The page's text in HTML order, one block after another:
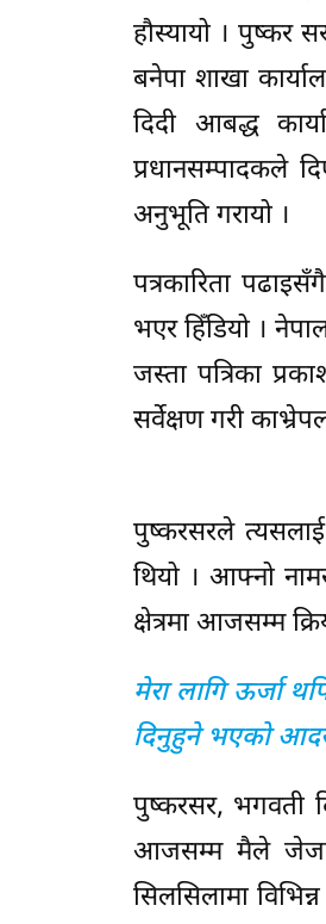
हौस्यायो । पुष्कर
बनेपा शाखा
दिदी आबद्ध
प्रधानसम्पादकले
अनुभूति गरायो ।
पत्रकारिता
भएर हिँडियो ।
जस्ता पत्रिका
सर्वेक्षण गरी
पुष्करसरले त्यसलाई
थियो । आफ्नो
क्षेत्रमा आजसम्म
मेरा लागि ऊर्जा
दिनुहुने भएको
पुष्करसर, भगवती
आजसम्म मैले जेजति
सिलसिलामा